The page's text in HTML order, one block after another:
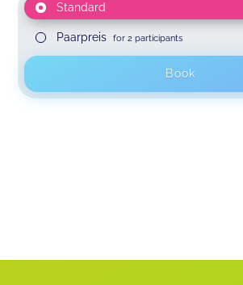
Standard
Paarpreis for 2 participants
Book